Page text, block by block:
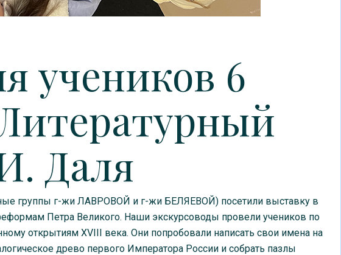
учеников 6
Даля
группы г-жи ЛАВРОВОЙ и г-жи БЕЛЯЕВОЙ) посетили выставку в
Петра Великого. Наши экскурсоводы провели учеников по
открытиям XVIII века. Они попробовали написать свои имена на
древо первого Императора России и собрать пазлы